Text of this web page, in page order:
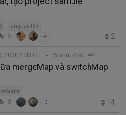
anguarJS9
5 +2 2
2020 4:03 CH 5 phút đọc
mergeMap và switchMap
8 +3 14